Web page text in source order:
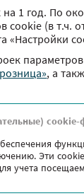
1 год. По
(в т.ч.
«Настройки
, а
Эти
учета